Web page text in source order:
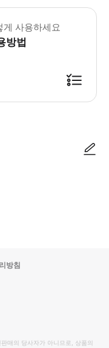
미스에 따른 환불 절차는 하
게 사용하세요
방법
방침
매의 당사자가 아니므로, 상품의